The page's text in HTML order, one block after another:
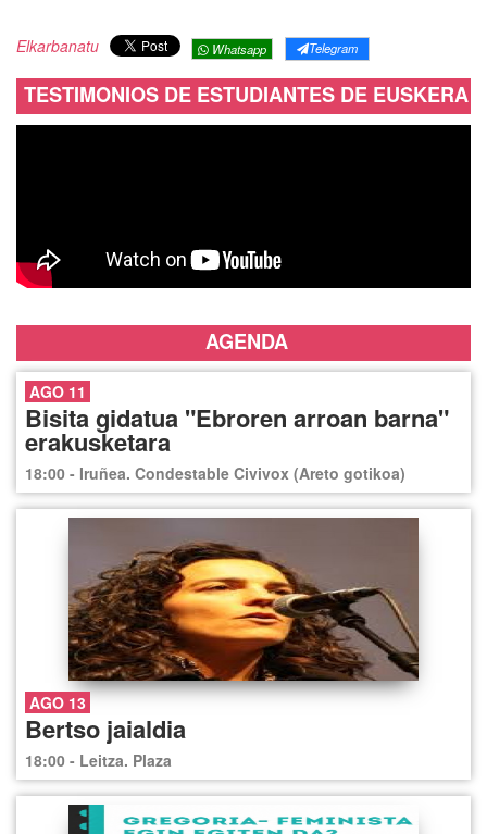
Elkarbanatu Whatsapp Telegram
TESTIMONIOS DE ESTUDIANTES DE EUSKERA
AGENDA
AGO 11
Bisita gidatua "Ebroren arroan barna"
erakusketara
18:00 - Iruñea. Condestable Civivox (Areto gotikoa)
AGO 13
Bertso jaialdia
18:00 - Leitza. Plaza